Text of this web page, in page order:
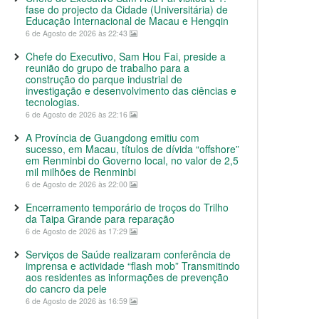
fase do projecto da Cidade (Universitária) de
Educação Internacional de Macau e Hengqin
6 de Agosto de 2026 às 22:43
Chefe do Executivo, Sam Hou Fai, preside a
reunião do grupo de trabalho para a
construção do parque industrial de
investigação e desenvolvimento das ciências e
tecnologias.
6 de Agosto de 2026 às 22:16
A Província de Guangdong emitiu com
sucesso, em Macau, títulos de dívida “offshore”
em Renminbi do Governo local, no valor de 2,5
mil milhões de Renminbi
6 de Agosto de 2026 às 22:00
Encerramento temporário de troços do Trilho
da Taipa Grande para reparação
6 de Agosto de 2026 às 17:29
Serviços de Saúde realizaram conferência de
imprensa e actividade “flash mob” Transmitindo
aos residentes as informações de prevenção
do cancro da pele
6 de Agosto de 2026 às 16:59